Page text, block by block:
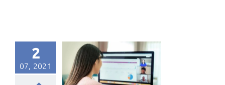
2
07, 2021